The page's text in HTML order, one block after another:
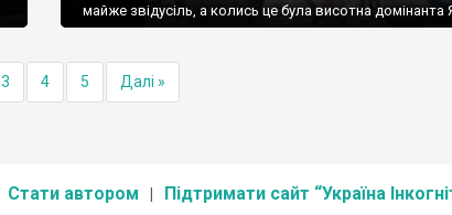
майже звідусіль, а колись це була висотна домінанта
3 4 5 Далі »
Стати автором Підтримати сайт “Україна